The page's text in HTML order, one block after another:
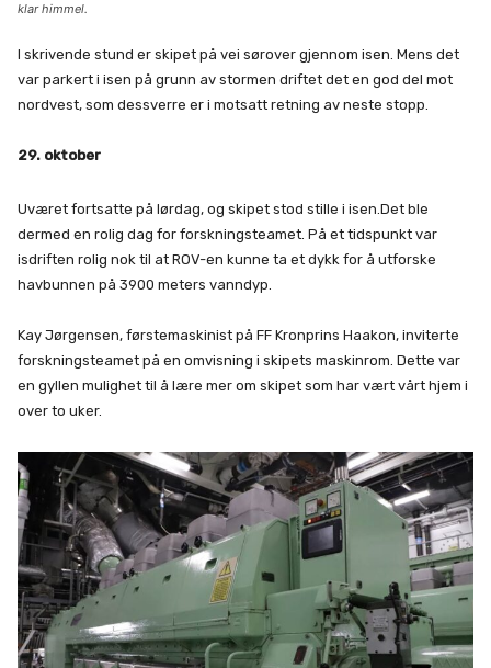
klar himmel.
I skrivende stund er skipet på vei sørover gjennom isen. Mens det
var parkert i isen på grunn av stormen driftet det en god del mot
nordvest, som dessverre er i motsatt retning av neste stopp.
29. oktober
Uværet fortsatte på lørdag, og skipet stod stille i isen.Det ble
dermed en rolig dag for forskningsteamet. På et tidspunkt var
isdriften rolig nok til at ROV-en kunne ta et dykk for å utforske
havbunnen på 3900 meters vanndyp.
Kay Jørgensen, førstemaskinist på FF Kronprins Haakon, inviterte
forskningsteamet på en omvisning i skipets maskinrom. Dette var
en gyllen mulighet til å lære mer om skipet som har vært vårt hjem i
over to uker.